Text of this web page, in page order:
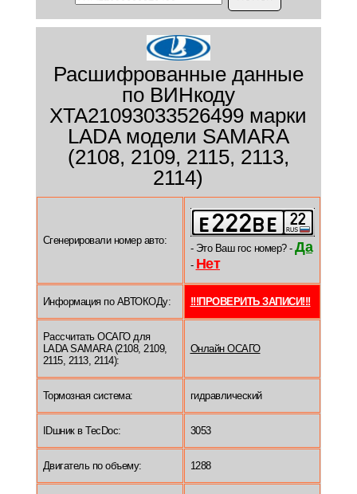
Расшифрованные данные
по ВИНкоду
XTA21093033526499 марки
LADA модели SAMARA
(2108, 2109, 2115, 2113,
2114)
Сгенерировали номер авто:
- Это Ваш гос номер? - Да
- Нет
Информация по АВТОКОДу: !!!ПРОВЕРИТЬ ЗАПИСИ!!!
Рассчитать ОСАГО для
LADA SAMARA (2108, 2109,
2115, 2113, 2114):
Онлайн ОСАГО
Тормозная система: гидравлический
IDшник в TecDoc: 3053
Двигатель по объему: 1288